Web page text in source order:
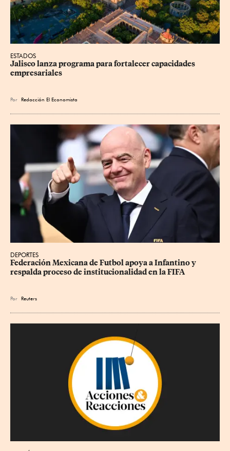
ESTADOS
Jalisco lanza programa para fortalecer capacidades
empresariales
Por Redacción El Economista
DEPORTES
Federación Mexicana de Futbol apoya a Infantino y
respalda proceso de institucionalidad en la FIFA
Por Reuters